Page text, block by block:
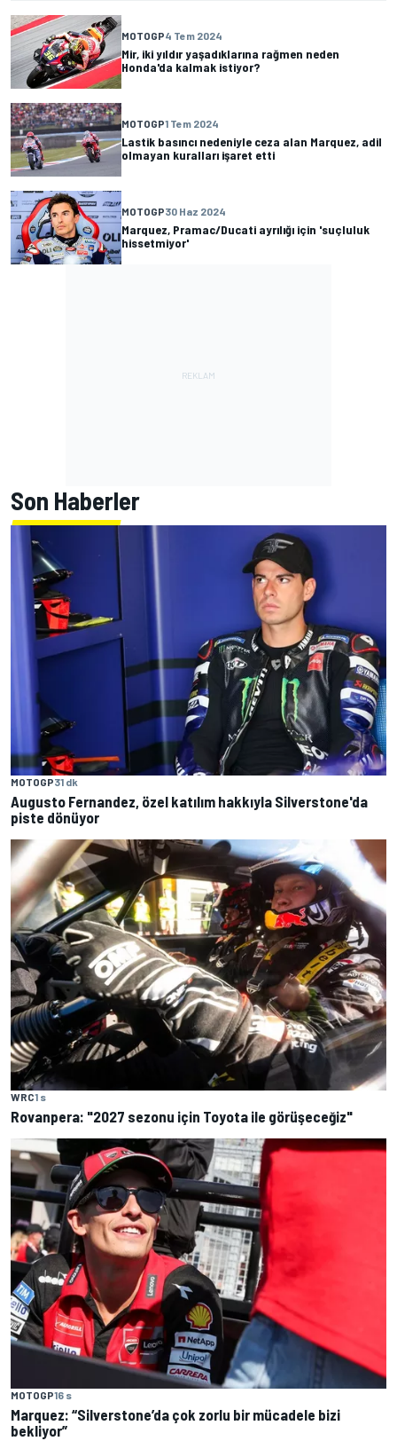
MOTOGP4 Tem 2024
Mir, iki yıldır yaşadıklarına rağmen neden
Honda'da kalmak istiyor?
MOTOGP1 Tem 2024
Lastik basıncı nedeniyle ceza alan Marquez, adil
olmayan kuralları işaret etti
MOTOGP30 Haz 2024
Marquez, Pramac/Ducati ayrılığı için 'suçluluk
hissetmiyor'
Son Haberler
MOTOGP31 dk
Augusto Fernandez, özel katılım hakkıyla Silverstone'da
piste dönüyor
WRC1 s
Rovanpera: "2027 sezonu için Toyota ile görüşeceğiz"
MOTOGP16 s
Marquez: “Silverstone’da çok zorlu bir mücadele bizi
bekliyor”